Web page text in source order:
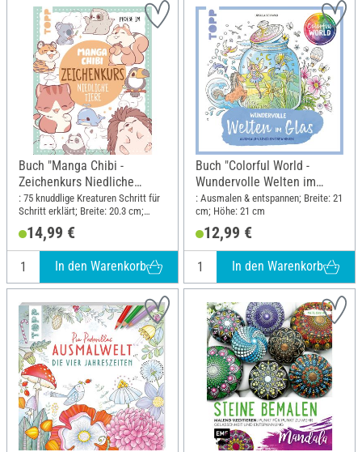
Buch "Manga Chibi -
Zeichenkurs Niedliche
Tiere"
: 75 knuddlige Kreaturen Schritt für
Schritt erklärt; Breite: 20.3 cm;
14,99 €
In den Warenkorb
Buch "Colorful World -
Wundervolle Welten im
Glas"
: Ausmalen & entspannen; Breite: 21
cm; Höhe: 21 cm
12,99 €
In den Warenkorb